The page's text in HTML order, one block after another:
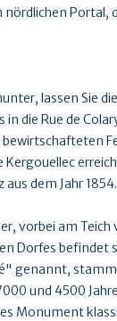
nördlichen Portal,
lassen Sie
die Rue de
Kergouellec
dem Jahr 1854.
vorbei am Teich
Dorfes befindet
genannt,
und 4500
Monument